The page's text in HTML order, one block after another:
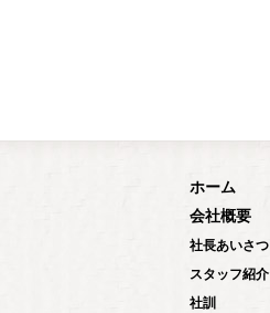
ホーム
会社概要
社長あいさつ
スタッフ紹介
社訓